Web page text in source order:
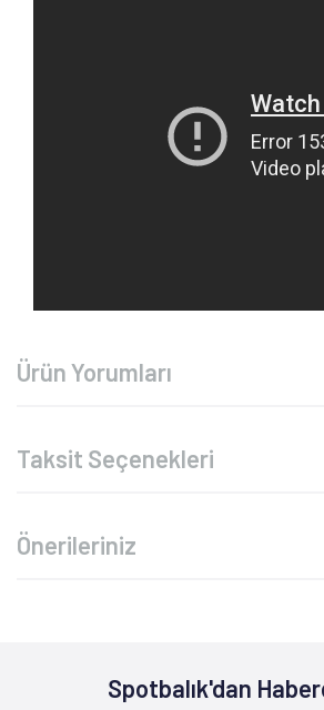
Ürün Yorumları
Taksit Seçenekleri
Önerileriniz
Spotbalık'dan